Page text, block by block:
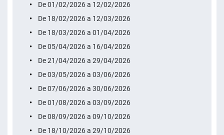
De 01/02/2026 a 12/02/2026
De 18/02/2026 a 12/03/2026
De 18/03/2026 a 01/04/2026
De 05/04/2026 a 16/04/2026
De 21/04/2026 a 29/04/2026
De 03/05/2026 a 03/06/2026
De 07/06/2026 a 30/06/2026
De 01/08/2026 a 03/09/2026
De 08/09/2026 a 09/10/2026
De 18/10/2026 a 29/10/2026